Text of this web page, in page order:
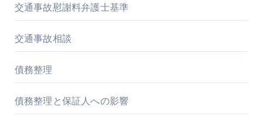
交通事故慰謝料弁護士基準
交通事故相談
債務整理
債務整理と保証人への影響